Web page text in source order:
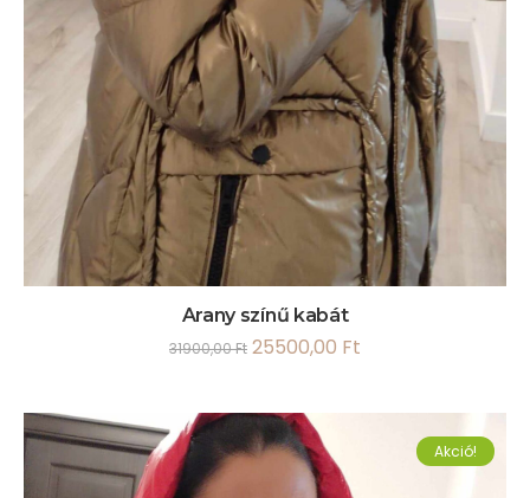
Arany színű kabát
31900,00Ft 25500,00 Ft
Akció!